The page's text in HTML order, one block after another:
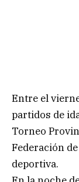
Entre el
partidos de
Torneo
Federación
deportiva.